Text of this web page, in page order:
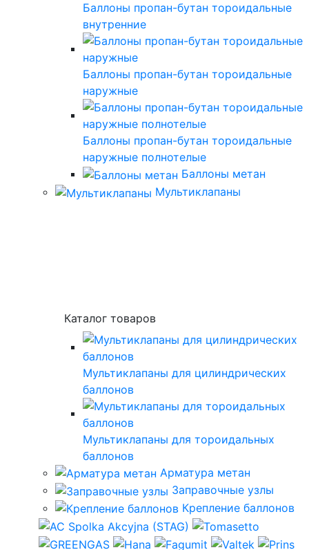
Баллоны пропан-бутан тороидальные
внутренние
Баллоны пропан-бутан тороидальные
наружные
Баллоны пропан-бутан тороидальные
наружные полнотелые
Баллоны метан
Мультиклапаны
Каталог товаров
Мультиклапаны для цилиндрических
баллонов
Мультиклапаны для тороидальных
баллонов
Арматура метан
Заправочные узлы
Крепление баллонов